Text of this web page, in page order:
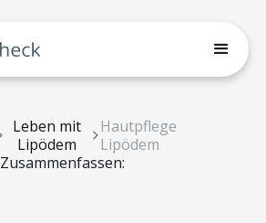
Leben mit
Lipödem
Hautpflege
Lipödem
Zusammenfassen: